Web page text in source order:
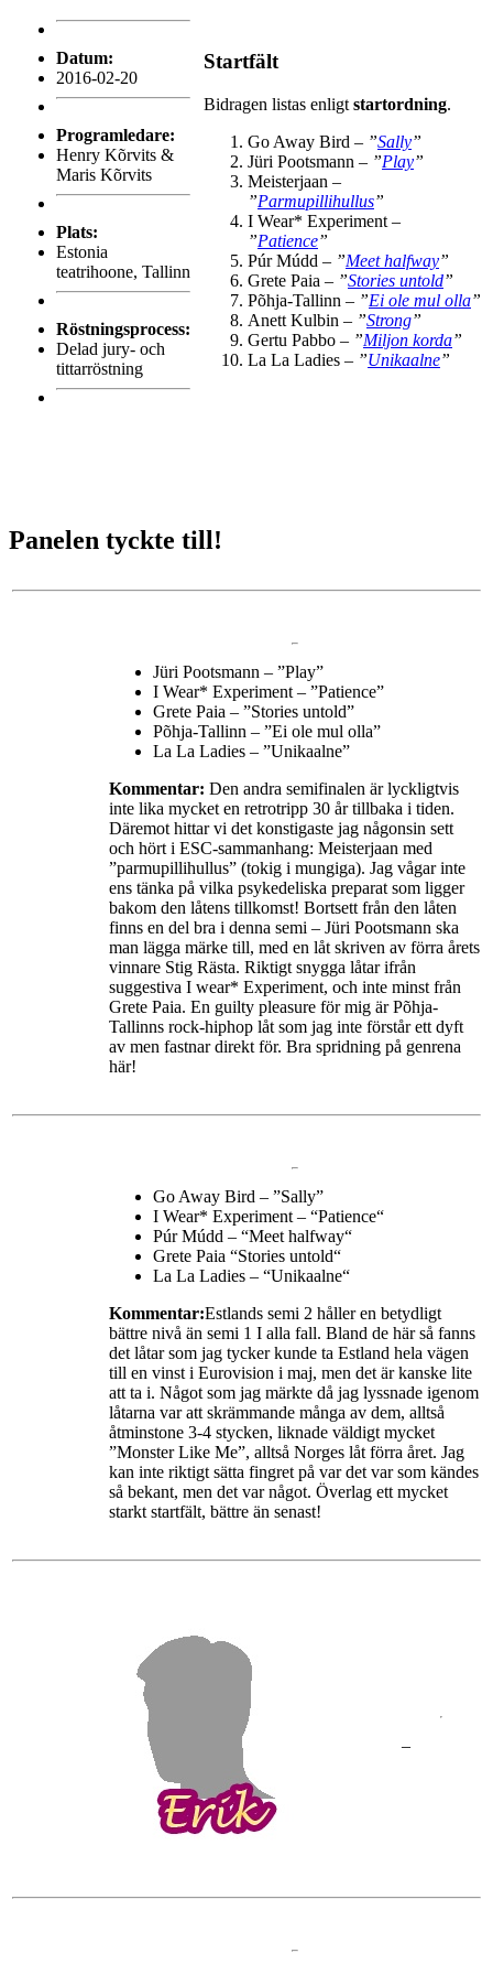
Datum:
2016-02-20
Programledare:
Henry Kõrvits &
Maris Kõrvits
Plats:
Estonia
teatrihoone, Tallinn
Röstningsprocess:
Delad jury- och
tittarröstning
Startfält
Bidragen listas enligt startordning.
Go Away Bird – ”Sally”
Jüri Pootsmann – ”Play”
Meisterjaan –
”Parmupillihullus”
I Wear* Experiment –
”Patience”
Púr Múdd – ”Meet halfway”
Grete Paia – ”Stories untold”
Põhja-Tallinn – ”Ei ole mul olla”
Anett Kulbin – ”Strong”
Gertu Pabbo – ”Miljon korda”
La La Ladies – ”Unikaalne”
Panelen tyckte till!
Jüri Pootsmann – ”Play”
I Wear* Experiment – ”Patience”
Grete Paia – ”Stories untold”
Põhja-Tallinn – ”Ei ole mul olla”
La La Ladies – ”Unikaalne”
Kommentar: Den andra semifinalen är lyckligtvis
inte lika mycket en retrotripp 30 år tillbaka i tiden.
Däremot hittar vi det konstigaste jag någonsin sett
och hört i ESC-sammanhang: Meisterjaan med
”parmupillihullus” (tokig i mungiga). Jag vågar inte
ens tänka på vilka psykedeliska preparat som ligger
bakom den låtens tillkomst! Bortsett från den låten
finns en del bra i denna semi – Jüri Pootsmann ska
man lägga märke till, med en låt skriven av förra årets
vinnare Stig Rästa. Riktigt snygga låtar ifrån
suggestiva I wear* Experiment, och inte minst från
Grete Paia. En guilty pleasure för mig är Põhja-
Tallinns rock-hiphop låt som jag inte förstår ett dyft
av men fastnar direkt för. Bra spridning på genrena
här!
Go Away Bird – ”Sally”
I Wear* Experiment – “Patience“
Púr Múdd – “Meet halfway“
Grete Paia “Stories untold“
La La Ladies – “Unikaalne“
Kommentar:Estlands semi 2 håller en betydligt
bättre nivå än semi 1 I alla fall. Bland de här så fanns
det låtar som jag tycker kunde ta Estland hela vägen
till en vinst i Eurovision i maj, men det är kanske lite
att ta i. Något som jag märkte då jag lyssnade igenom
låtarna var att skrämmande många av dem, alltså
åtminstone 3-4 stycken, liknade väldigt mycket
”Monster Like Me”, alltså Norges låt förra året. Jag
kan inte riktigt sätta fingret på var det var som kändes
så bekant, men det var något. Överlag ett mycket
starkt startfält, bättre än senast!
–